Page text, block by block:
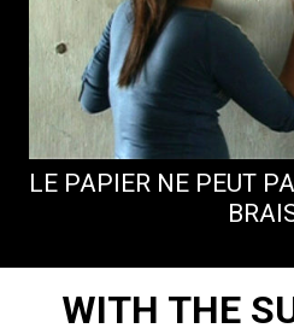
LE PAPIER NE PEUT
WITH THE